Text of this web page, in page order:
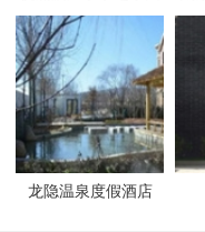
龙隐温泉度假酒店